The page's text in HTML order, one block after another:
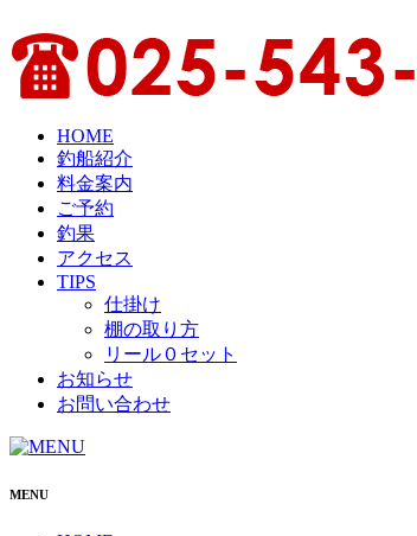
HOME
釣船紹介
料金案内
ご予約
釣果
アクセス
TIPS
仕掛け
棚の取り方
リール０セット
お知らせ
お問い合わせ
MENU